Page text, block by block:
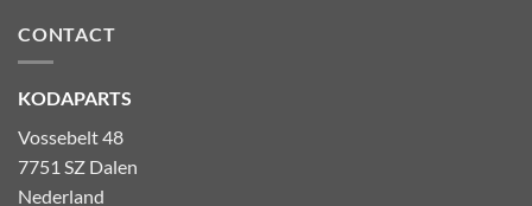
CONTACT
KODAPARTS
Vossebelt 48
7751 SZ Dalen
Nederland